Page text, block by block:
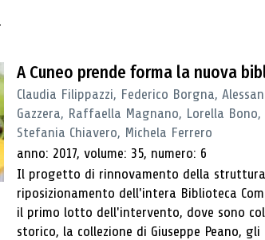
ricerca
A Cuneo prende forma la nuova
Claudia Filippazzi, Federico Borgna,
Gazzera, Raffaella Magnano, Lorella
Stefania Chiavero, Michela Ferrero
anno: 2017, volume: 35, numero: 6
Il progetto di rinnovamento della struttura
riposizionamento dell'intera Biblioteca
il primo lotto dell'intervento, dove sono
storico, la collezione di Giuseppe Peano,